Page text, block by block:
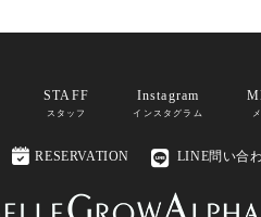
STAFF
スタッフ
Instagram
インスタグラム
 RESERVATION LINE問い合